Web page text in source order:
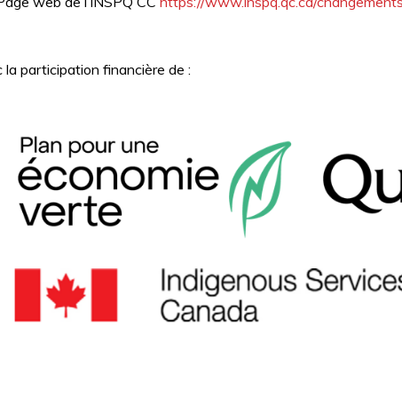
la participation financière de :